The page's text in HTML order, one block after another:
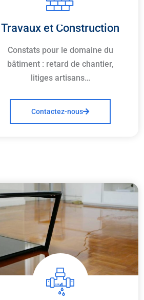
Travaux et Construction
Constats pour le domaine du
bâtiment : retard de chantier,
litiges artisans…
Contactez-nous